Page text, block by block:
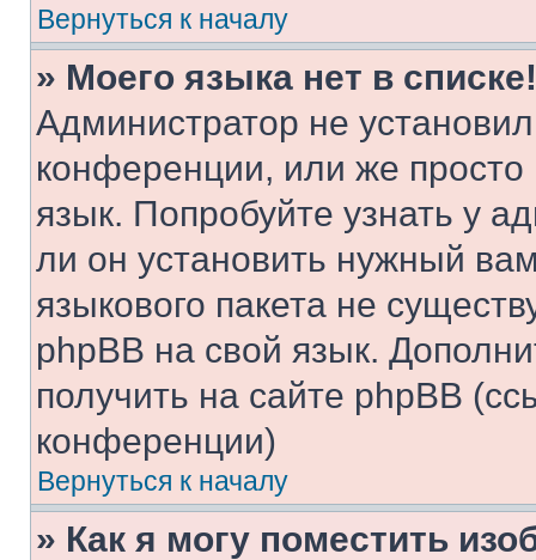
Вернуться к началу
» Моего языка нет в списке!
Администратор не
конференции, или же
язык. Попробуйте узнать у
ли он установить нужный
языкового пакета не
phpBB на свой язык.
получить на сайте phpBB
конференции)
Вернуться к началу
» Как я могу поместить